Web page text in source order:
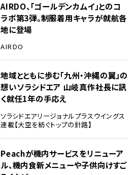
AIRDO、「ゴールデンカムイ」とのコ
ラボ第3弾。制服着用キャラが就航各
地に登場
AIRDO
地域とともに歩む「九州・沖縄の翼」の
想い――ソラシドエア 山岐真作社長に訊
く就任1年の手応え
ソラシドエアリージョナルプラスウイングス
連載【大空を紡ぐトップの針路】
Peachが機内サービスをリニューア
ル、機内食新メニューや子供向けすご